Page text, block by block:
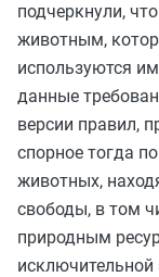
подчеркнули,
животным,
используются
данные
версии правил,
спорное тогда
животных,
свободы, в том
природным